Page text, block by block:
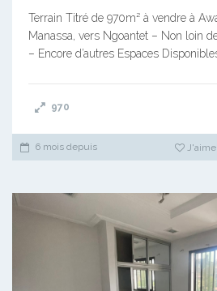
Terrain Titré de 970m² à vendre à
Manassa, vers Ngoantet – Non loin
– Encore d’autres Espaces
970
6 mois depuis J'aime